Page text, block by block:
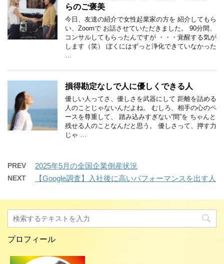
らのご褒美
今日、友達の紹介で女性起業家の方を 紹介してもら
い、Zoomで お話させていただきました。 90分間、
コンサルしてもらったんですが ・・・覚醒する気が
します（笑） ぼくにはずっと浄化できていなかった
損得勘定なしで人に優しくできる人
優しい人ってさ、優しさを武器にして 距離を詰める
人のことじゃないんだよね。 むしろ、相手の心のペ
ースを尊重して、 踏み込みすぎない“間”を ちゃんと
残せる人のことなんだと思う。 優しさって、押す力
じゃ …
PREV 2025年5月の全国企業倒産状況
NEXT 【Google調査】入社後に高いパフォーマンスを出す人
プロフィール